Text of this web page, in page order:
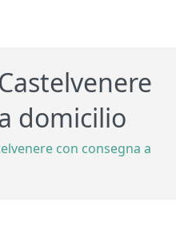
domicilio
con consegna a